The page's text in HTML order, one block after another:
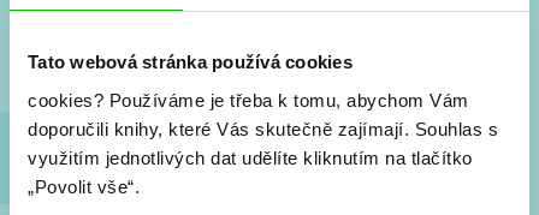
Tato webová stránka používá cookies
cookies? Používáme je třeba k tomu, abychom Vám
doporučili knihy, které Vás skutečně zajímají. Souhlas s
využitím jednotlivých dat udělíte kliknutím na tlačítko
„Povolit vše“.
a seriálové adaptace a další.